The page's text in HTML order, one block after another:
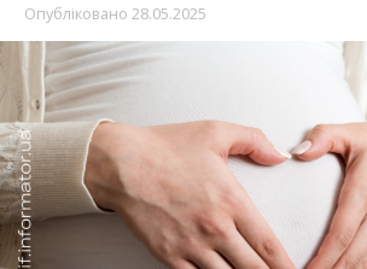
Опубліковано 28.05.2025